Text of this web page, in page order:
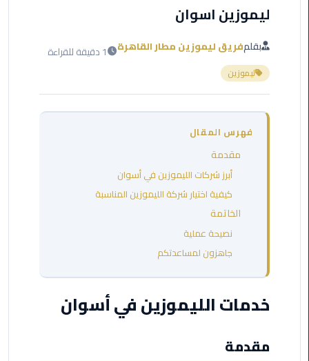
ليموزين
العرب
ليموزين
مطروح
ليموزين
ليموزين اسوان
بقلمفريق ليموزين مطار القاهرة 1 دقيقة للقراءة
ليموزين
فهرس المقال
مقدمة
أبرز شركات الليموزين في أسوان
كيفية اختيار شركة الليموزين المناسبة
الخاتمة
نصيحة عملية
جاهزون لمساعدتكم
خدمات الليموزين في أسوان
مقدمة